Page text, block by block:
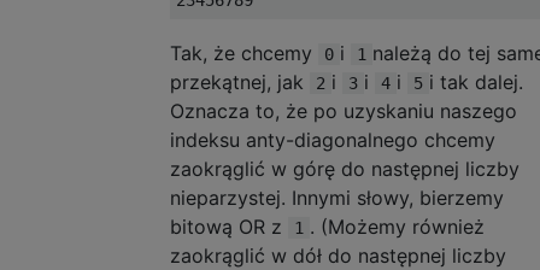
Tak, że chcemy 0 i 1 należą do tej
przekątnej, jak
2 i 3 i 4 i 5 i tak dalej.
Oznacza to, że po uzyskaniu naszego
indeksu anty-diagonalnego chcemy
zaokrąglić w górę do następnej liczby
nieparzystej. Innymi słowy, bierzemy
bitową OR z
1 . (Możemy również
zaokrąglić w dół do następnej liczby